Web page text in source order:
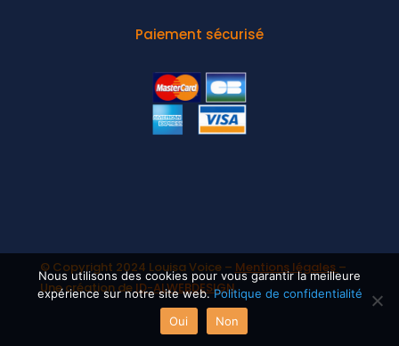
Paiement sécurisé
© Copyright 2024 Louisa Voice – Mentions légales –
Une création deID-ALWEBDESIGN
Nous utilisons des cookies pour vous garantir la meilleure
expérience sur notre site web.Politique de confidentialité
Oui
Non